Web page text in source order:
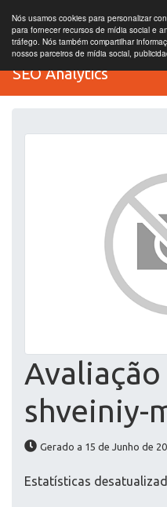
Nós usamos cookies para personalizar
para fornecer recursos de mídia social e
tráfego. Nós também compartilhar
nossos parceiros de mídia social,
SEO Analytics
shveiniy-
Gerado a 15 de Junho de
Estatísticas